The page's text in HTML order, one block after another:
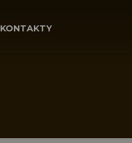
KONTAKTY